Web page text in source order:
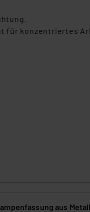
für konzentriertes
aus